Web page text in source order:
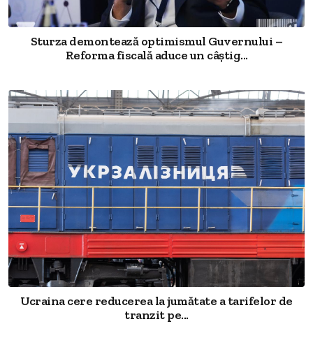
Sturza demontează optimismul Guvernului –
Reforma fiscală aduce un câștig...
Ucraina cere reducerea la jumătate a tarifelor de
tranzit pe...